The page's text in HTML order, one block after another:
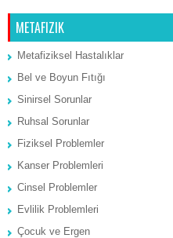
METAFIZIK
Metafiziksel Hastalıklar
Bel ve Boyun Fıtığı
Sinirsel Sorunlar
Ruhsal Sorunlar
Fiziksel Problemler
Kanser Problemleri
Cinsel Problemler
Evlilik Problemleri
Çocuk ve Ergen